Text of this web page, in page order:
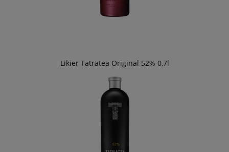
Likier Tatratea Original 52% 0,7l